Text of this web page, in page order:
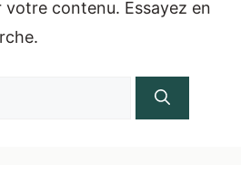
votre contenu. Essayez en